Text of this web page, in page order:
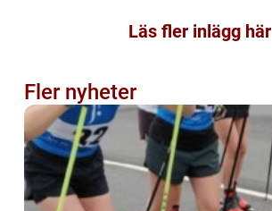
Läs fler inlägg här
Fler nyheter